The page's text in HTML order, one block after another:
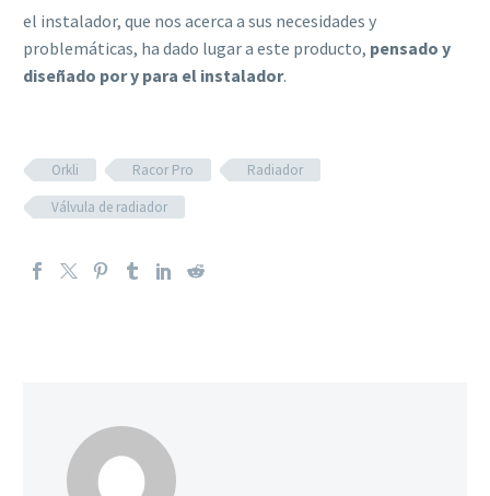
el instalador, que nos acerca a sus necesidades y
problemáticas, ha dado lugar a este producto, pensado y
diseñado por y para el instalador.
Orkli Racor Pro
Radiador
Válvula de radiador